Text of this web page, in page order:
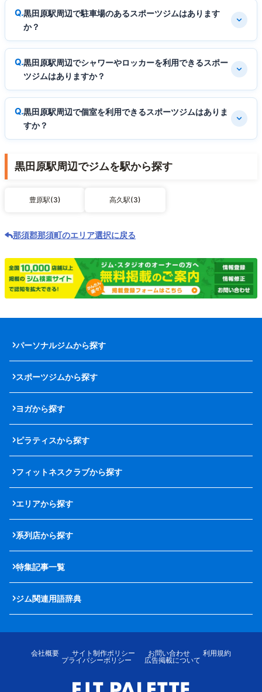
黒田原駅周辺で駐車場のあるスポーツジムはあります
か？
黒田原駅周辺でシャワーやロッカーを利用できるスポー
ツジムはありますか？
黒田原駅周辺で個室を利用できるスポーツジムはありま
すか？
黒田原駅周辺でジムを駅から探す
豊原駅(3) 高久駅(3)
那須郡那須町のエリア選択に戻る
パーソナルジムから探す
スポーツジムから探す
ヨガから探す
ピラティスから探す
フィットネスクラブから探す
エリアから探す
系列店から探す
特集記事一覧
ジム関連用語辞典
会社概要 サイト制作ポリシー お問い合わせ
利用規約
プライバシーポリシー
広告掲載について